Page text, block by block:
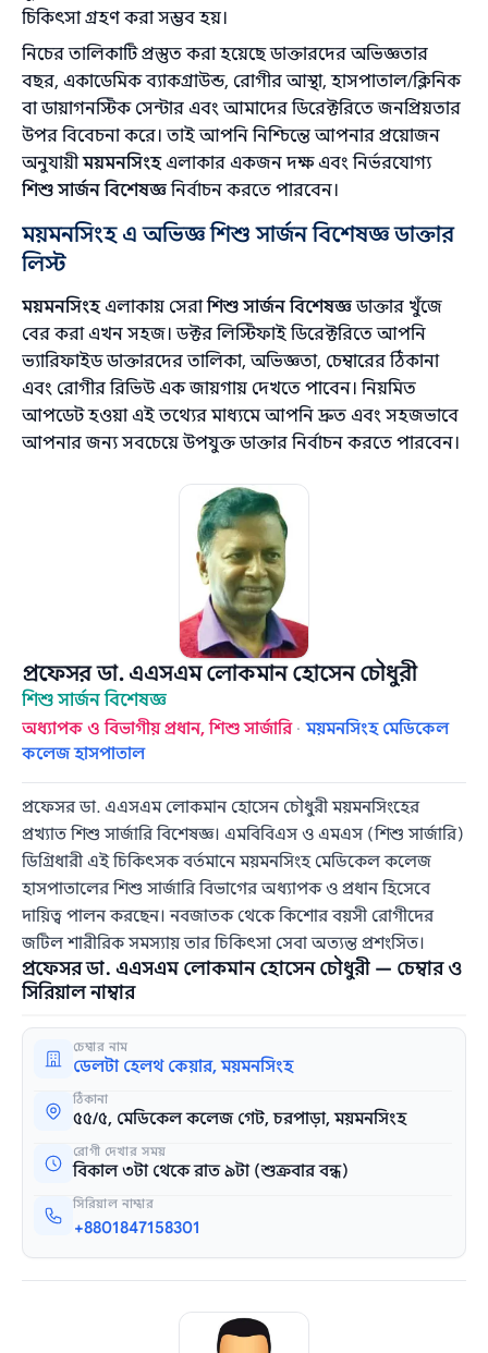
চিকিৎসা গ্রহণ করা সম্ভব হয়।
নিচের তালিকাটি প্রস্তুত করা হয়েছে ডাক্তারদের অভিজ্ঞতার
বছর, একাডেমিক ব্যাকগ্রাউন্ড, রোগীর আস্থা, হাসপাতাল/ক্লিনিক
বা ডায়াগনস্টিক সেন্টার এবং আমাদের ডিরেক্টরিতে জনপ্রিয়তার
‍উপর বিবেচনা করে। তাই আপনি নিশ্চিন্তে আপনার প্রয়োজন
অনুযায়ীময়মনসিংহএলাকার একজন দক্ষ এবং নির্ভরযোগ্য
শিশু সার্জন বিশেষজ্ঞনির্বাচন করতে পারবেন।
ময়মনসিংহ এ অভিজ্ঞ শিশু সার্জন বিশেষজ্ঞ ডাক্তার
লিস্ট
ময়মনসিংহএলাকায় সেরাশিশু সার্জন বিশেষজ্ঞডাক্তার খুঁজে
বের করা এখন সহজ। ডক্টর লিস্টিফাই ডিরেক্টরিতে আপনি
ভ্যারিফাইড ডাক্তারদের তালিকা, অভিজ্ঞতা, চেম্বারের ঠিকানা
এবং রোগীর রিভিউ এক জায়গায় দেখতে পাবেন। নিয়মিত
আপডেট হওয়া এই তথ্যের মাধ্যমে আপনি দ্রুত এবং সহজভাবে
আপনার জন্য সবচেয়ে উপযুক্ত ডাক্তার নির্বাচন করতে পারবেন।
প্রফেসর ডা. এএসএম লোকমান হোসেন চৌধুরী
শিশু সার্জন বিশেষজ্ঞ
অধ্যাপক ও বিভাগীয় প্রধান, শিশু সার্জারি ·ময়মনসিংহ মেডিকেল
কলেজ হাসপাতাল
প্রফেসর ডা. এএসএম লোকমান হোসেন চৌধুরী ময়মনসিংহের
প্রখ্যাত শিশু সার্জারি বিশেষজ্ঞ। এমবিবিএস ও এমএস (শিশু সার্জারি)
ডিগ্রিধারী এই চিকিৎসক বর্তমানে ময়মনসিংহ মেডিকেল কলেজ
হাসপাতালের শিশু সার্জারি বিভাগের অধ্যাপক ও প্রধান হিসেবে
দায়িত্ব পালন করছেন। নবজাতক থেকে কিশোর বয়সী রোগীদের
জটিল শারীরিক সমস্যায় তার চিকিৎসা সেবা অত্যন্ত প্রশংসিত।
প্রফেসর ডা. এএসএম লোকমান হোসেন চৌধুরী — চেম্বার ও
সিরিয়াল নাম্বার
চেম্বার নাম
ডেলটা হেলথ কেয়ার, ময়মনসিংহ
ঠিকানা
৫৫/৫, মেডিকেল কলেজ গেট, চরপাড়া, ময়মনসিংহ
রোগী দেখার সময়
বিকাল ৩টা থেকে রাত ৯টা (শুক্রবার বন্ধ)
সিরিয়াল নাম্বার
+8801847158301